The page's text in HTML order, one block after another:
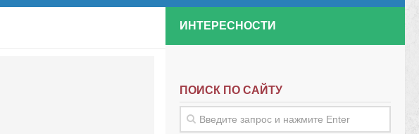
ИНТЕРЕСНОСТИ
ПОИСК ПО САЙТУ